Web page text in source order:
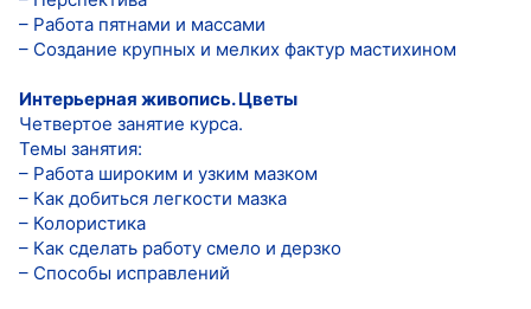
– Работа пятнами и массами
– Создание крупных и мелких фактур мастихином
Интерьерная живопись. Цветы
Четвертое занятие курса.
Темы занятия:
– Работа широким и узким мазком
– Как добиться легкости мазка
– Колористика
– Как сделать работу смело и дерзко
– Способы исправлений